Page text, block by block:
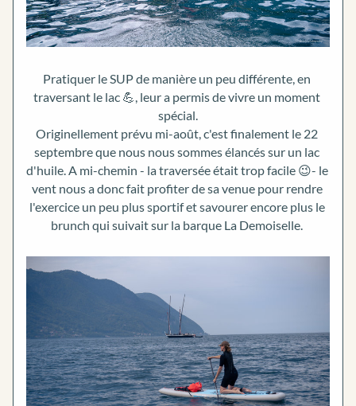
Pratiquer le SUP de manière un peu différente, en
traversant le lac 💪, leur a permis de vivre un moment
spécial.
Originellement prévu mi-août, c'est finalement le 22
septembre que nous nous sommes élancés sur un lac
d'huile. A mi-chemin - la traversée était trop facile 😉- le
vent nous a donc fait profiter de sa venue pour rendre
l'exercice un peu plus sportif et savourer encore plus le
brunch qui suivait sur la barque La Demoiselle.